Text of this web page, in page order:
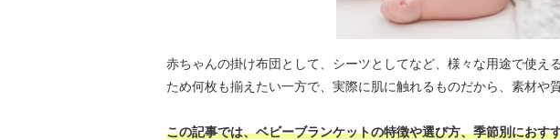
赤ちゃんの掛け布団として、シーツとしてなど、様々な用途で使え
ため何枚も揃えたい一方で、実際に肌に触れるものだから、素材や
この記事では、ベビーブランケットの特徴や選び方、季節別におす